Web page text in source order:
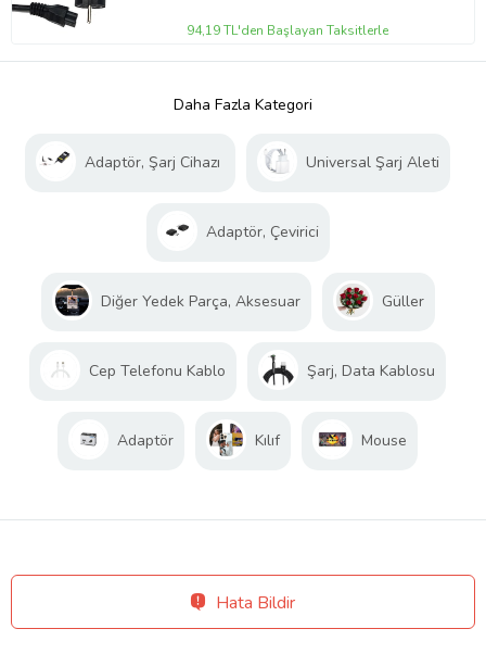
94,19 TL'den Başlayan Taksitlerle
Daha Fazla Kategori
Adaptör, Şarj Cihazı Universal Şarj Aleti
Adaptör, Çevirici
Diğer Yedek Parça, Aksesuar Güller
Cep Telefonu Kablo Şarj, Data Kablosu
Adaptör Kılıf Mouse
Hata Bildir